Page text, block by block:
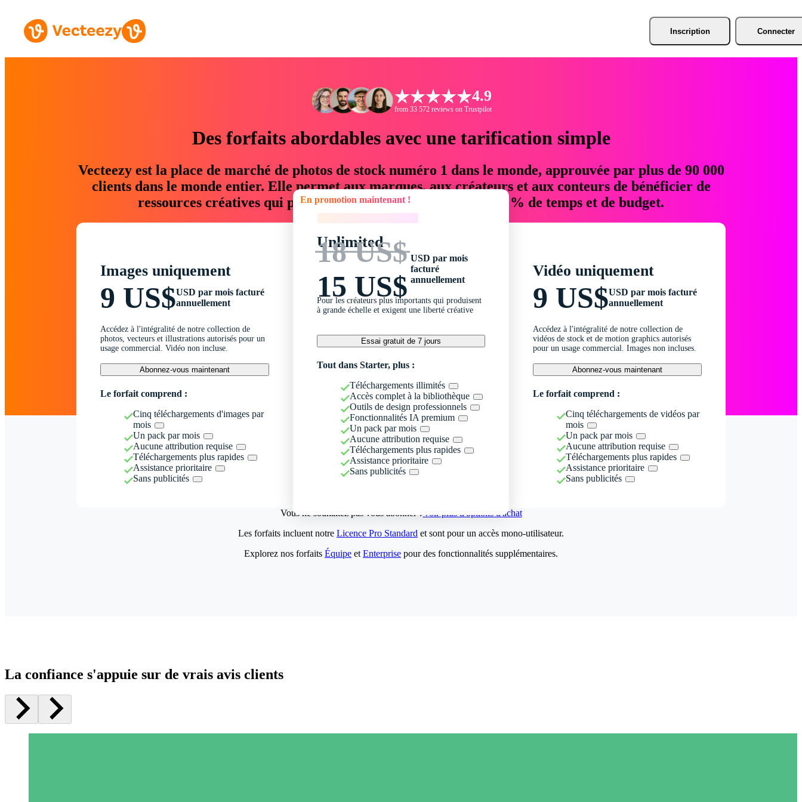
Inscription Connecter
4.9
from 33 572 reviews on Trustpilot
Des forfaits abordables avec une tarification simple
Vecteezy est la place de marché de photos de stock numéro 1 dans le monde, approuvée par plus de 90 000
clients dans le monde entier. Elle permet aux marques, aux créateurs et aux conteurs de bénéficier de
ressources créatives qui permettent d'économiser jusqu'à 76 % de temps et de budget.
Images uniquement
9 US$USD par mois facturé
annuellement
Accédez à l'intégralité de notre collection de
photos, vecteurs et illustrations autorisés pour un
usage commercial. Vidéo non incluse.
Abonnez-vous maintenant
Le forfait comprend :
Cinq téléchargements d'images par
mois
Un pack par mois
Aucune attribution requise
Téléchargements plus rapides
Assistance prioritaire
Sans publicités
En promotion maintenant !
Unlimited
18 US$
15 US$
USD par mois
facturé
annuellement
Pour les créateurs plus importants qui produisent
à grande échelle et exigent une liberté créative
Essai gratuit de 7 jours
Tout dans Starter, plus :
Téléchargements illimités
Accès complet à la bibliothèque
Outils de design professionnels
Fonctionnalités IA premium
Un pack par mois
Aucune attribution requise
Téléchargements plus rapides
Assistance prioritaire
Sans publicités
Vidéo uniquement
9 US$USD par mois facturé
annuellement
Accédez à l'intégralité de notre collection de
vidéos de stock et de motion graphics autorisés
pour un usage commercial. Images non incluses.
Abonnez-vous maintenant
Le forfait comprend :
Cinq téléchargements de vidéos par
mois
Un pack par mois
Aucune attribution requise
Téléchargements plus rapides
Assistance prioritaire
Sans publicités
Vous ne souhaitez pas vous abonner ?Voir plus d'options d'achat
Les forfaits incluent notre Licence Pro Standard et sont pour un accès mono-utilisateur.
Explorez nos forfaits Équipe et Enterprise pour des fonctionnalités supplémentaires.
La confiance s'appuie sur de vrais avis clients